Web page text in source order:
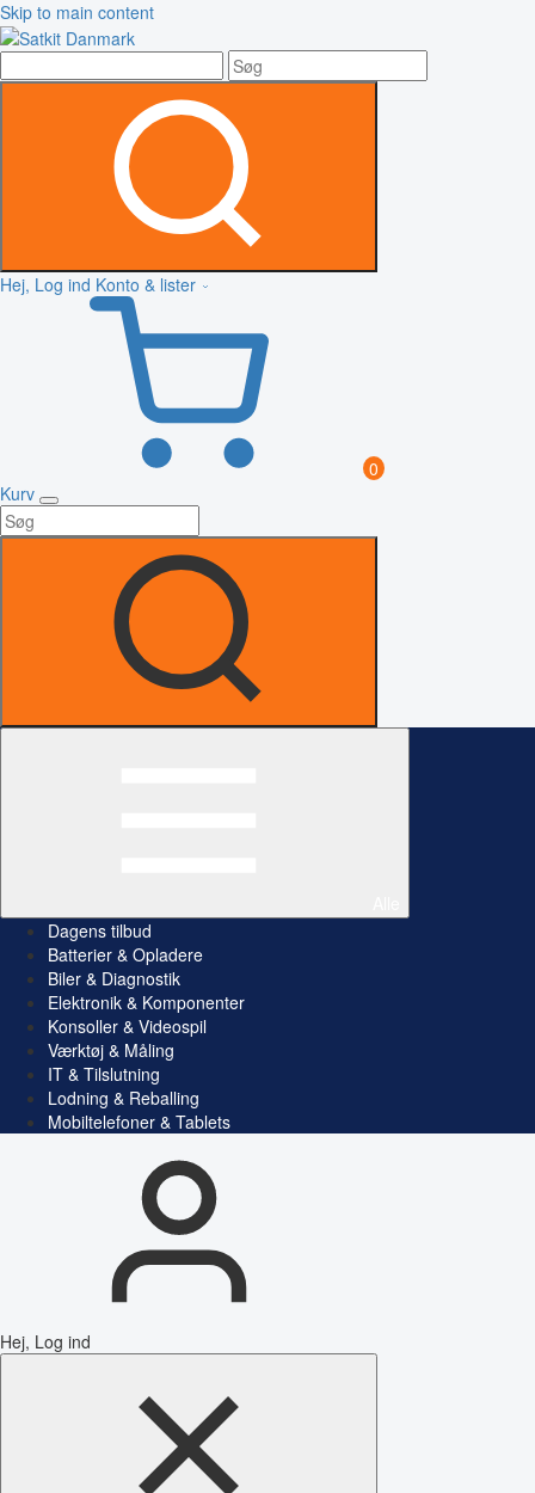
Skip to main content
Hej, Log ind Konto & lister
0
Kurv
Dagens tilbud
Batterier & Opladere
Biler & Diagnostik
Elektronik & Komponenter
Konsoller & Videospil
Værktøj & Måling
IT & Tilslutning
Lodning & Reballing
Mobiltelefoner & Tablets
Hej, Log ind